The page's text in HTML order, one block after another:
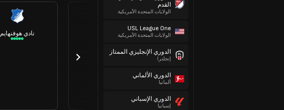
القدم
الولايات المتحدة الأمريكية
USL League One
الولايات المتحدة الأمريكية
الدوري الإنجليزي الممتاز
إنجلترا
الدوري الألماني
ألمانيا
الدوري الإسباني
إسبانيا
نادي هوفنهايم